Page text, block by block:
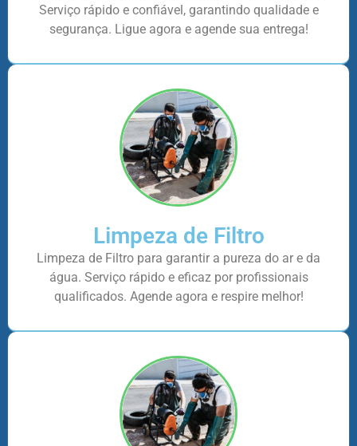
Serviço rápido e confiável, garantindo qualidade e
segurança. Ligue agora e agende sua entrega!
Limpeza de Filtro
Limpeza de Filtro para garantir a pureza do ar e da
água. Serviço rápido e eficaz por profissionais
qualificados. Agende agora e respire melhor!